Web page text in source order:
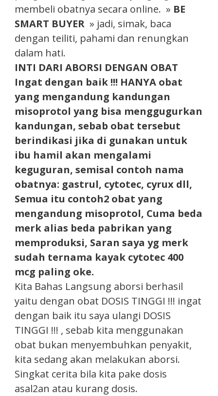
membeli obatnya secara online. » BE
SMART BUYER » jadi, simak, baca
dengan teiliti, pahami dan renungkan
dalam hati.
INTI DARI ABORSI DENGAN OBAT
Ingat dengan baik !!! HANYA obat
yang mengandung kandungan
misoprotol yang bisa menggugurkan
kandungan, sebab obat tersebut
berindikasi jika di gunakan untuk
ibu hamil akan mengalami
keguguran, semisal contoh nama
obatnya: gastrul, cytotec, cyrux dll,
Semua itu contoh2 obat yang
mengandung misoprotol, Cuma beda
merk alias beda pabrikan yang
memproduksi, Saran saya yg merk
sudah ternama kayak cytotec 400
mcg paling oke.
Kita Bahas Langsung aborsi berhasil
yaitu dengan obat DOSIS TINGGI !!! ingat
dengan baik itu saya ulangi DOSIS
TINGGI !!! , sebab kita menggunakan
obat bukan menyembuhkan penyakit,
kita sedang akan melakukan aborsi.
Singkat cerita bila kita pake dosis
asal2an atau kurang dosis.